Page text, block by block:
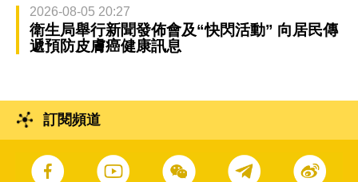
2026-08-05 20:27
衛生局舉行新聞發佈會及“快閃活動” 向居民傳
遞預防皮膚癌健康訊息
訂閱頻道